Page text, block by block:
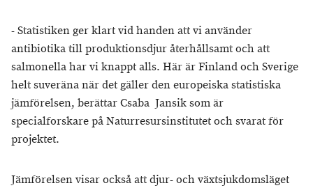
- Statistiken ger klart vid handen att vi använder
antibiotika till produktionsdjur återhållsamt och att
salmonella har vi knappt alls. Här är Finland och Sverige
helt suveräna när det gäller den europeiska statistiska
jämförelsen, berättar Csaba Jansik som är
specialforskare på Naturresursinstitutet och svarat för
projektet.
Jämförelsen visar också att djur- och växtsjukdomsläget